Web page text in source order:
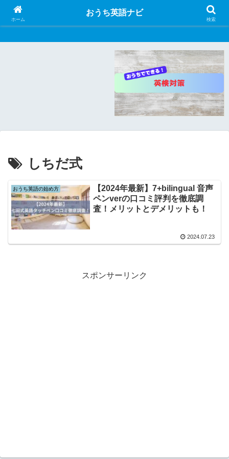
おうち英語ナビ
しちだ式
おうち英語の始め方
【2024年最新】7+bilingual 音声
ペンverの口コミ評判を徹底調
査！メリットとデメリットも！
2024.07.23
スポンサーリンク
ホーム
おうち英語ナビ
検索